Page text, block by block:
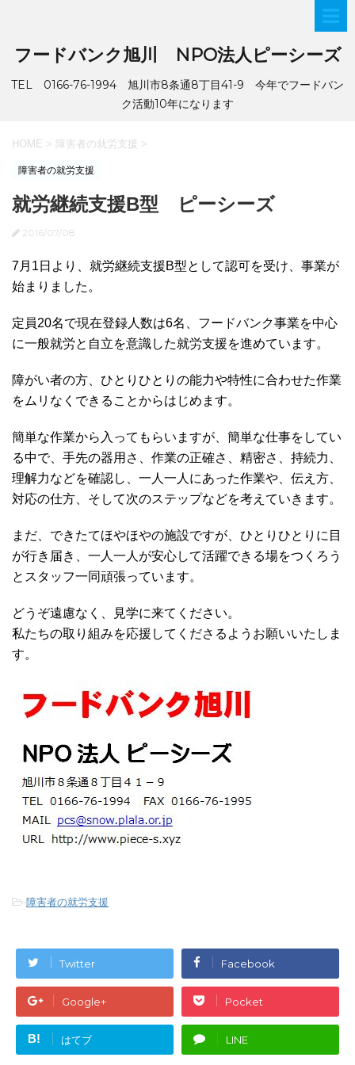
フードバンク旭川 NPO法人ピーシーズ
TEL 0166-76-1994 旭川市8条通8丁目41-9 今年でフードバン
ク活動10年になります
HOME > 障害者の就労支援 >
障害者の就労支援
就労継続支援B型 ピーシーズ
2016/07/08
7月1日より、就労継続支援B型として認可を受け、事業が
始まりました。
定員20名で現在登録人数は6名、フードバンク事業を中心
に一般就労と自立を意識した就労支援を進めています。
障がい者の方、ひとりひとりの能力や特性に合わせた作業
をムリなくできることからはじめます。
簡単な作業から入ってもらいますが、簡単な仕事をしてい
る中で、手先の器用さ、作業の正確さ、精密さ、持続力、
理解力などを確認し、一人一人にあった作業や、伝え方、
対応の仕方、そして次のステップなどを考えていきます。
まだ、できたてほやほやの施設ですが、ひとりひとりに目
が行き届き、一人一人が安心して活躍できる場をつくろう
とスタッフ一同頑張っています。
どうぞ遠慮なく、見学に来てください。
私たちの取り組みを応援してくださるようお願いいたしま
す。
-障害者の就労支援
Twitter Facebook
Google+ Pocket
B! はてブ LINE